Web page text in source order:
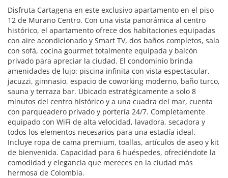
Disfruta Cartagena en este exclusivo apartamento en el piso
12 de Murano Centro. Con una vista panorámica al centro
histórico, el apartamento ofrece dos habitaciones equipadas
con aire acondicionado y Smart TV, dos baños completos, sala
con sofá, cocina gourmet totalmente equipada y balcón
privado para apreciar la ciudad. El condominio brinda
amenidades de lujo: piscina infinita con vista espectacular,
jacuzzi, gimnasio, espacio de coworking moderno, baño turco,
sauna y terraza bar. Ubicado estratégicamente a solo 8
minutos del centro histórico y a una cuadra del mar, cuenta
con parqueadero privado y portería 24/7. Completamente
equipado con WiFi de alta velocidad, lavadora, secadora y
todos los elementos necesarios para una estadía ideal.
Incluye ropa de cama premium, toallas, artículos de aseo y kit
de bienvenida. Capacidad para 6 huéspedes, ofreciéndote la
comodidad y elegancia que mereces en la ciudad más
hermosa de Colombia.